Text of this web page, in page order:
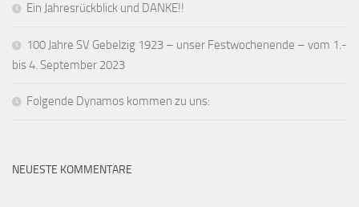
Ein Jahresrückblick und DANKE!!
100 Jahre SV Gebelzig 1923 – unser Festwochenende – vom 1.-
bis 4. September 2023
Folgende Dynamos kommen zu uns:
NEUESTE KOMMENTARE